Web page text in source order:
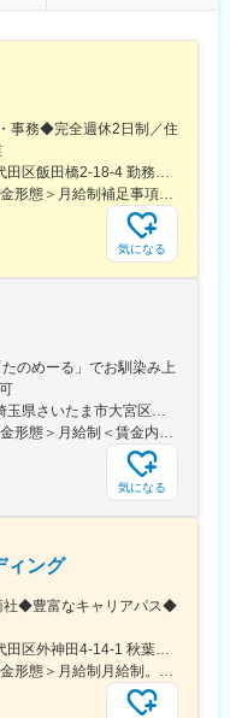
ーのサポートなどを実施。
います。（最大131％達成
すが、スタートの基本給は
有り。組織・上司からの支
した環境が社員定着率92％
界最高水準のトレーニング
の実施
ィングでの進捗管理を随時
ポジションが与えられる環
万円以上）。
購買実績
キング入賞
事務◆完全週休2日制／住
気になる
のめーる」でお馴染み上
気になる
ィング
社◆豊富なキャリアパス◆